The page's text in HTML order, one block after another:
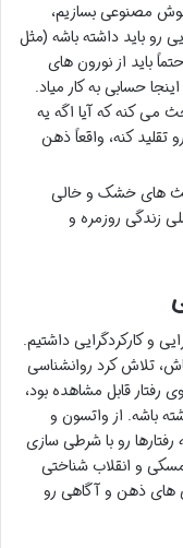
مصنوعی بسازیم،
رو باید داشته باشه (مثل
باید از نورون های
حسابی به کار میاد.
می کنه که آیا اگه یه
کنه، واقعاً ذهن
های خشک و خالی
زندگی روزمره و
و کارکردگرایی داشتیم.
تلاش کرد روانشناسی
رفتار قابل مشاهده بود،
باشه. از واتسون و
رو با شرطی سازی
و انقلاب شناختی
های ذهن و آگاهی رو